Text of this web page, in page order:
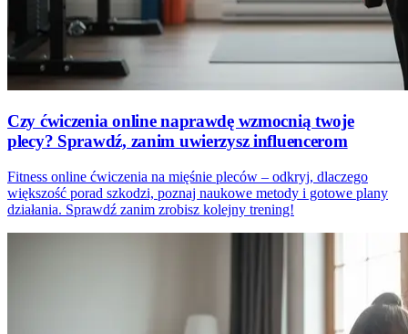
Czy ćwiczenia online naprawdę wzmocnią twoje
plecy? Sprawdź, zanim uwierzysz influencerom
Fitness online ćwiczenia na mięśnie pleców – odkryj, dlaczego
większość porad szkodzi, poznaj naukowe metody i gotowe plany
działania. Sprawdź zanim zrobisz kolejny trening!